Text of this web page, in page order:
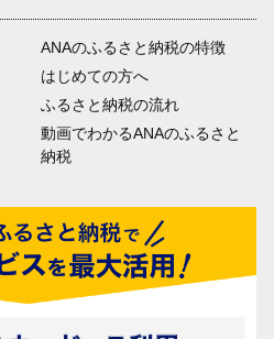
ANAのふるさと納税の特徴
はじめての方へ
ふるさと納税の流れ
動画でわかるANAのふるさと
納税